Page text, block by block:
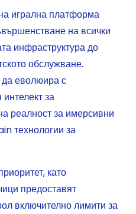
игрална платформа
на всички
инфраструктура до
обслужване.
еволюира с
за
реалност за имерсивни
технологии за
като
предоставят
включително лимити за